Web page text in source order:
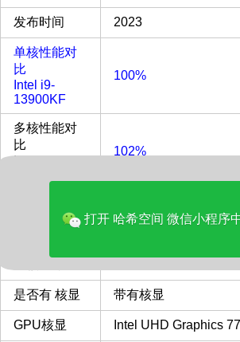
发布时间 2023
单核性能对
比
Intel i9-
13900KF
100%
多核性能对
比
Intel i9-
102%
是否有 核显 带有核显
GPU核显 Intel UHD Graphics
打开 哈希空间 微信小程序